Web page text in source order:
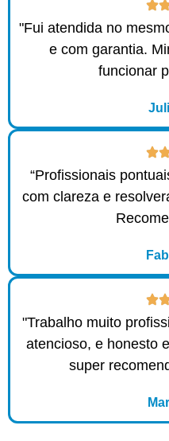
"Fui atendida no
e com garantia.
funcionar
“Profissionais
com clareza e
"Trabalho muito
atencioso, e honesto
super